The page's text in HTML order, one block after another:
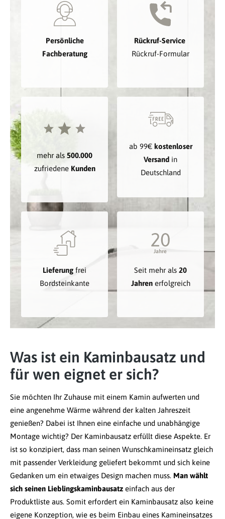
Persönliche
Fachberatung
Rückruf-Service
Rückruf-Formular
mehr als 500.000
zufriedene Kunden
ab 99€ kostenloser
Versand in
Deutschland
Lieferung frei
Bordsteinkante
Seit mehr als 20
Jahrenerfolgreich
Was ist ein Kaminbausatz und
für wen eignet er sich?
Sie möchten Ihr Zuhause mit einem Kamin aufwerten und
eine angenehme Wärme während der kalten Jahreszeit
genießen? Dabei ist Ihnen eine einfache und unabhängige
Montage wichtig? Der Kaminbausatz erfüllt diese Aspekte. Er
ist so konzipiert, dass man seinen Wunschkamineinsatz gleich
mit passender Verkleidung geliefert bekommt und sich keine
Gedanken um ein etwaiges Design machen muss. Man wählt
sich seinen Lieblingskaminbausatz einfach aus der
Produktliste aus. Somit erfordert ein Kaminbausatz also keine
eigene Konzeption, wie es beim Einbau eines Kamineinsatzes